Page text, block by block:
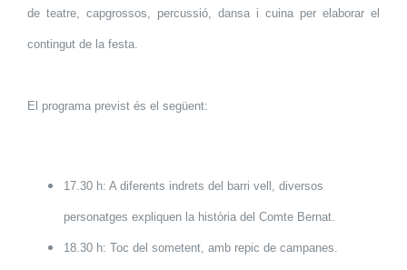
de teatre, capgrossos, percussió, dansa i cuina per elaborar el
contingut de la festa.
El programa previst és el següent:
17.30 h: A diferents indrets del barri vell, diversos
personatges expliquen la història del Comte Bernat.
18.30 h: Toc del sometent, amb repic de campanes.